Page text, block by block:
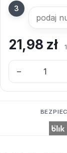
21,98 zł
–